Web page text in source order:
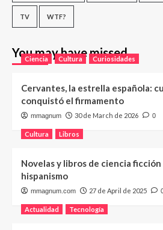
TV WTF?
You may have missed
Ciencia Cultura Curiosidades
Cervantes, la estrella española:
conquistó el firmamento
mmagnum 30 de March de 2026 0
Cultura Libros
Novelas y libros de ciencia
hispanismo
mmagnum.com 27 de April de 2025
Actualidad Tecnología